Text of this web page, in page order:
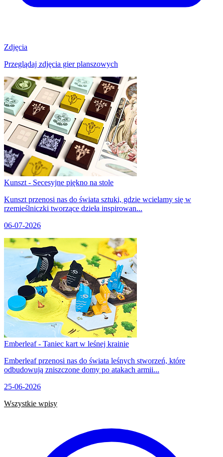
Zdjęcia
Przeglądaj zdjęcia gier planszowych
Kunszt - Secesyjne piękno na stole
Kunszt przenosi nas do świata sztuki, gdzie wcielamy się w
rzemieślniczki tworzące dzieła inspirowan...
06-07-2026
Emberleaf - Taniec kart w leśnej krainie
Emberleaf przenosi nas do świata leśnych stworzeń, które
odbudowują zniszczone domy po atakach armii...
25-06-2026
Wszystkie wpisy